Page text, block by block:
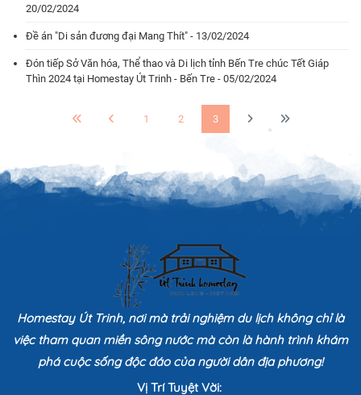
20/02/2024
Đề án "Di sản đương đại Mang Thít" - 13/02/2024
Đón tiếp Sở Văn hóa, Thể thao và Di lịch tỉnh Bến Tre chúc Tết Giáp
Thìn 2024 tại Homestay Út Trinh - Bến Tre - 05/02/2024
1 2 3
Homestay Út Trinh, nơi mà trải nghiệm du lịch không chỉ là
việc tham quan miền sông nước mà còn là hành trình khám
phá cuộc sống độc đáo của người dân địa phương!
Vị Trí Tuyệt Vời: